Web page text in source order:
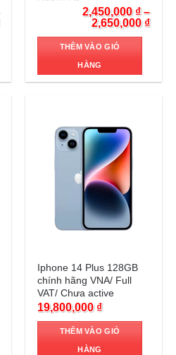
2,450,000 ₫–
2,650,000 ₫
THÊM VÀO GIỎ
HÀNG
Iphone 14 Plus 128GB
chính hãng VNA/ Full
VAT/ Chưa active
19,800,000 ₫
THÊM VÀO GIỎ
HÀNG